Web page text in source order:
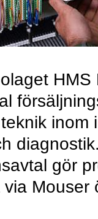
HMS
inom
gör
Mouser